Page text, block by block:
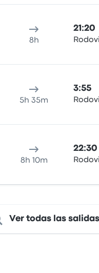
8h
21:20
5h 35m
3:55
8h 10m
22:30
Ver todas las salidas